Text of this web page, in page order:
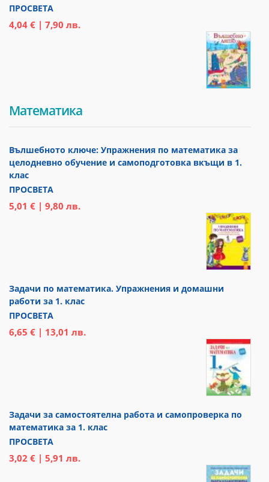
ПРОСВЕТА
4,04 € | 7,90 лв.
Математика
Вълшебното ключе: Упражнения по математика за
целодневно обучение и самоподготовка вкъщи в 1.
клас
ПРОСВЕТА
5,01 € | 9,80 лв.
Задачи по математика. Упражнения и домашни
работи за 1. клас
ПРОСВЕТА
6,65 € | 13,01 лв.
Задачи за самостоятелна работа и самопроверка по
математика за 1. клас
ПРОСВЕТА
3,02 € | 5,91 лв.